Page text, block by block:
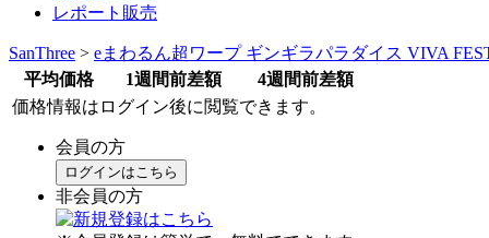
レポート販売
SanThree > eまわるん超ワープ ギンギラパラダイス VIVA
平均価格
1週間前差額
4週間前差額
価格情報はログイン後に閲覧できます。
会員の方
ログインはこちら
非会員の方